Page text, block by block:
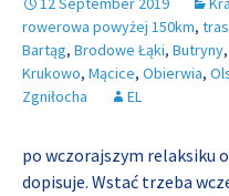
rowerowa powyżej 150km,
Bartąg, Brodowe Łąki, Butryny,
Krukowo, Mącice, Obierwia,
Zgniłocha
EL
po wczorajszym relaksiku
dopisuje. Wstać trzeba